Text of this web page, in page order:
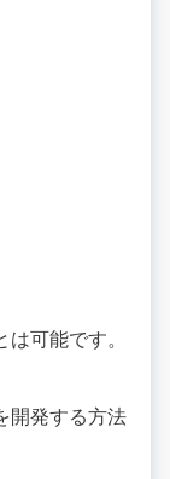
可能です。
開発する方法